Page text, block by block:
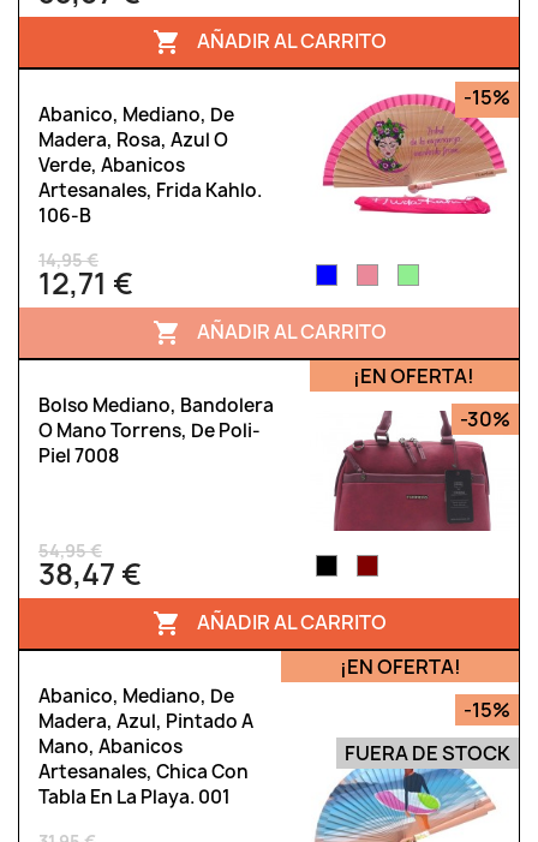
 AÑADIR AL CARRITO
Abanico, Mediano, De
Madera, Rosa, Azul O
Verde, Abanicos
Artesanales, Frida Kahlo.
106-B
14,95 €
12,71 €
-15%
 AÑADIR AL CARRITO
Bolso Mediano, Bandolera
O Mano Torrens, De Poli-
Piel 7008
54,95 €
38,47 €
¡EN OFERTA!
-30%
 AÑADIR AL CARRITO
Abanico, Mediano, De
Madera, Azul, Pintado A
Mano, Abanicos
Artesanales, Chica Con
Tabla En La Playa. 001
¡EN OFERTA!
-15%
FUERA DE STOCK